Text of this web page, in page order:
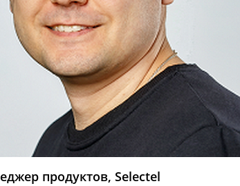
продуктов, Selectel